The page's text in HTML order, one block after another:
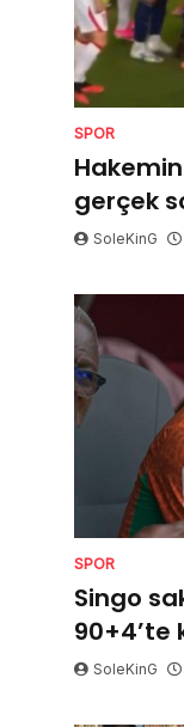
SPOR
gerçek
SoleKinG
SPOR
Singo
90+4’te
SoleKinG